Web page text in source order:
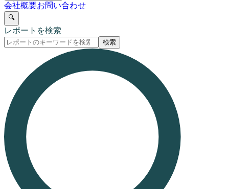
会社概要お問い合わせ
🔍
レポートを検索
検索